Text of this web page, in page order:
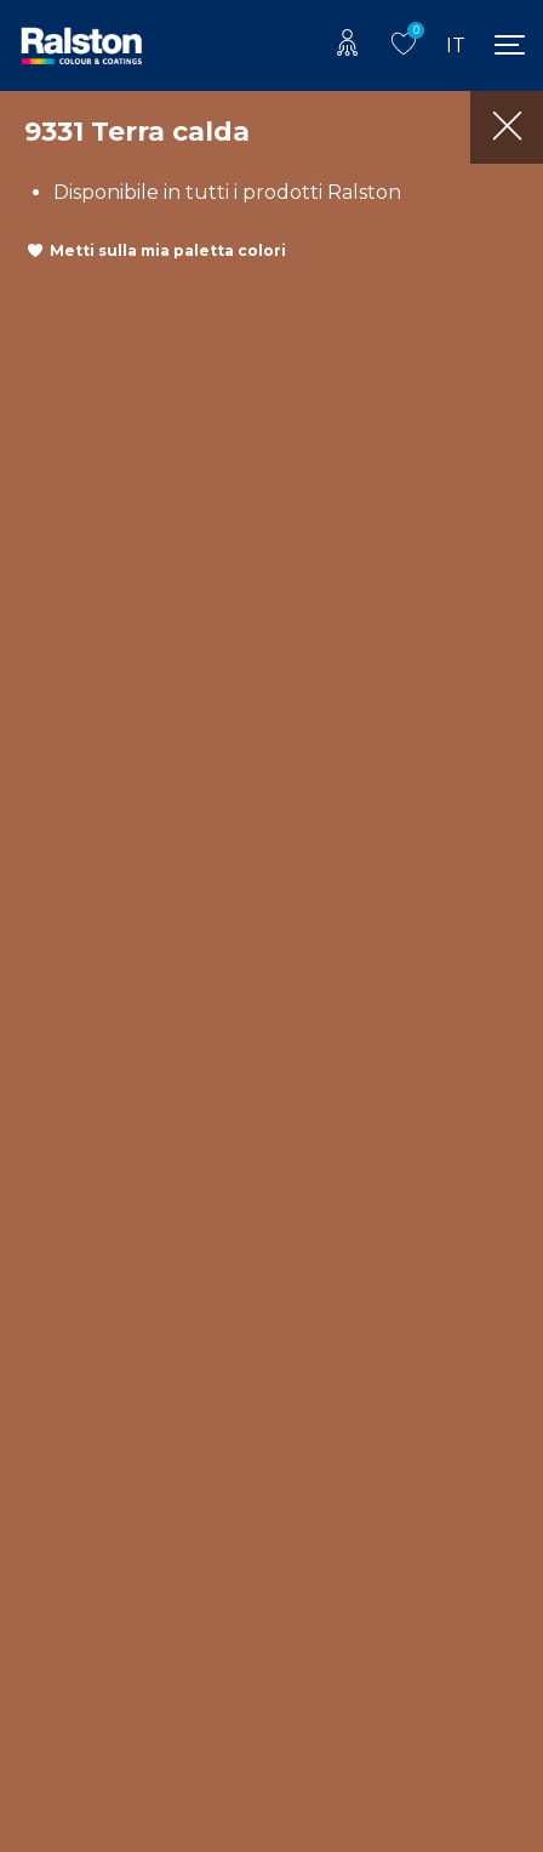
0
IT
9331 Terra calda
Disponibile in tutti i prodotti Ralston
Metti sulla mia paletta colori